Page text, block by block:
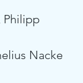
Philipp
Nacke